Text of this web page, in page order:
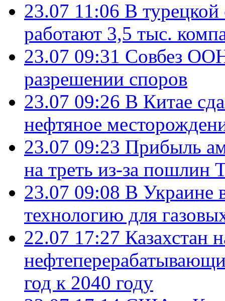
23.07 11:06 В
работают 3,5 тыс.
23.07 09:31 Совбез
разрешении споров
23.07 09:26 В Китае
нефтяное
23.07 09:23 Прибыль
на треть из-за пошлин
23.07 09:08 В Украине
технологию для
22.07 17:27 Казахстан
год к 2040 году